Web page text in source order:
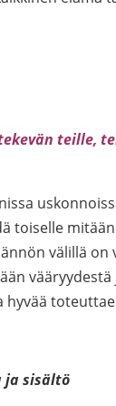
teille,
toiselle
välillä
hyvää
ja sisältö